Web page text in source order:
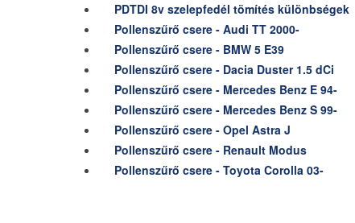
PDTDI 8v szelepfedél tömítés különbségek
Pollenszűrő csere - Audi TT 2000-
Pollenszűrő csere - BMW 5 E39
Pollenszűrő csere - Dacia Duster 1.5 dCi
Pollenszűrő csere - Mercedes Benz E 94-
Pollenszűrő csere - Mercedes Benz S 99-
Pollenszűrő csere - Opel Astra J
Pollenszűrő csere - Renault Modus
Pollenszűrő csere - Toyota Corolla 03-